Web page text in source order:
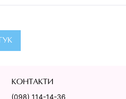
КОНТАКТИ
(098) 114-14-36